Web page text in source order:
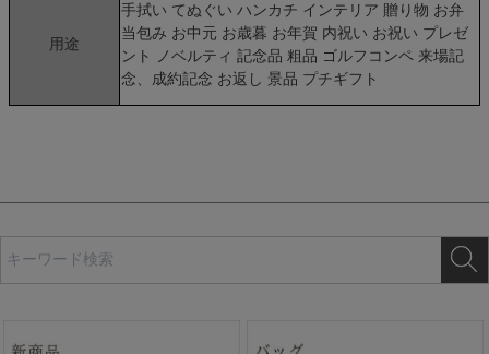
用途
手拭い てぬぐい ハンカチ インテリア 贈り物 お弁
当包み お中元 お歳暮 お年賀 内祝い お祝い プレゼ
ント ノベルティ 記念品 粗品 ゴルフコンペ 来場記
念、成約記念 お返し 景品 プチギフト